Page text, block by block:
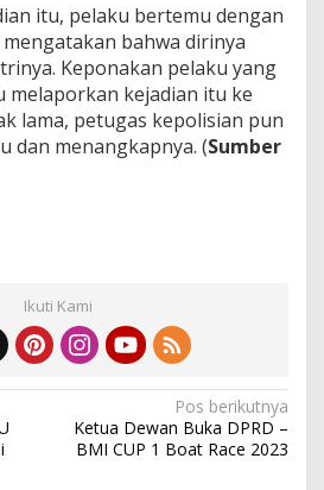
itu, pelaku bertemu dengan
bahwa dirinya
Keponakan pelaku yang
melaporkan kejadian itu ke
lama, petugas kepolisian pun
dan menangkapnya. (Sumber
Ikuti Kami
Pos berikutnya
Ketua Dewan Buka DPRD –
BMI CUP 1 Boat Race 2023